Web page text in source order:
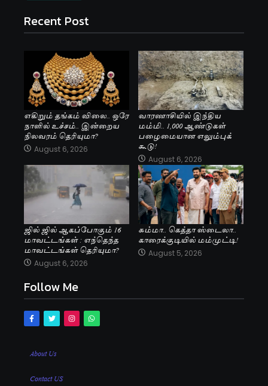
Recent Post
எகிறும் தங்கம் விலை.. ஒரே
நாளில் உச்சம்.. இன்றைய
நிலவரம் தெரியுமா?
August 6, 2026
வாரணாசியில் இந்திய
மம்மி.. 1,000 ஆண்டுகள்
பழைமையான எலும்புக்
கூடு!
August 6, 2026
ஜில் ஜில் ஆகப்போகும் 16
மாவட்டங்கள் : எந்தெந்த
மாவட்டங்கள் தெரியுமா?
August 6, 2026
சும்மா.. கெத்தா ஸ்டைலா..
காரைக்குடியில் மம்முட்டி!
August 5, 2026
Follow Me
About Us
Contact US